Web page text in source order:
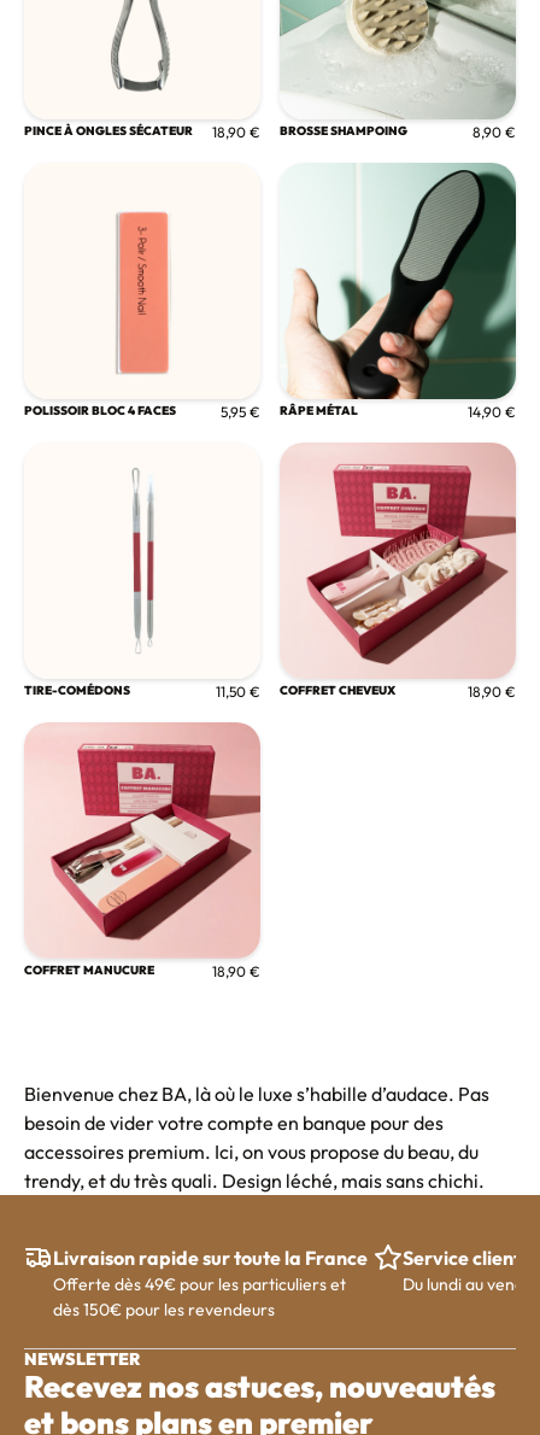
PINCE À ONGLES SÉCATEUR 18,90 € BROSSE SHAMPOING 8,90 €
POLISSOIR BLOC 4 FACES 5,95 € RÂPE MÉTAL 14,90 €
TIRE-COMÉDONS 11,50 € COFFRET CHEVEUX 18,90 €
COFFRET MANUCURE 18,90 €
Bienvenue chez BA, là où le luxe s’habille d’audace. Pas
besoin de vider votre compte en banque pour des
accessoires premium. Ici, on vous propose du beau, du
trendy, et du très quali. Design léché, mais sans chichi.
Livraison rapide sur toute la France
Offerte dès 49€ pour les particuliers et
dès 150€ pour les revendeurs
Service client
Du lundi au
NEWSLETTER
Recevez nos astuces, nouveautés
et bons plans en premier